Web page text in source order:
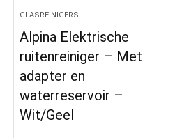
GLASREINIGERS
Alpina Elektrische
ruitenreiniger – Met
adapter en
waterreservoir –
Wit/Geel